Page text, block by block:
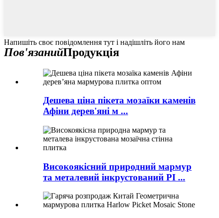
Напишіть своє повідомлення тут і надішліть його нам
Пов'язанийПродукція
Дешева ціна пікета мозаїки каменів
Афіни дерев'яні м ...
Високоякісний природний мармур
та металевий інкрустований PI ...